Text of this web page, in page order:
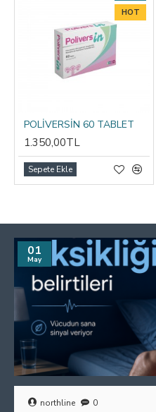
HOT
POLİVERSİN 60 TABLET
1.350,00TL
Sepete Ekle
01
May
northline 0